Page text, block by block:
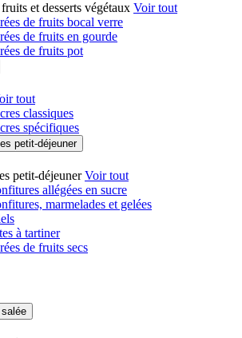
et desserts végétaux Voir tout
de fruits bocal verre
de fruits en gourde
de fruits pot
tout
classiques
spécifiques
petit-déjeuner
petit-déjeunerVoir tout
allégées en sucre
marmelades et gelées
à tartiner
de fruits secs